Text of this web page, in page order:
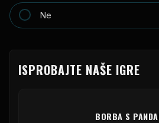
Ne
ISPROBAJTE NAŠE IGRE
BORBA S